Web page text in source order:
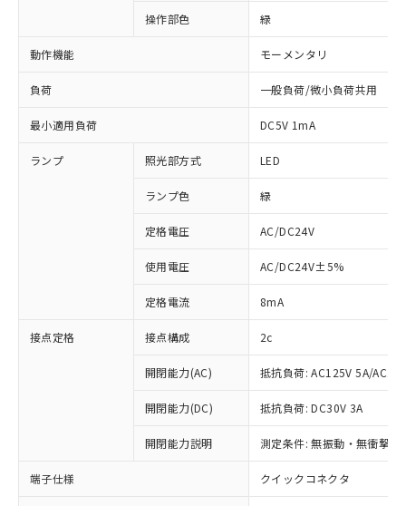
操作部色 緑
動作機能 モーメンタリ
負荷 一般負荷/微小負荷共用
最小適用負荷 DC5V 1mA
ランプ 照光部方式 LED
ランプ色 緑
定格電圧 AC/DC24V
使用電圧 AC/DC24V±5%
定格電流 8mA
接点定格 接点構成 2c
開閉能力(AC) 抵抗負荷: AC125V 5A/
開閉能力(DC) 抵抗負荷: DC30V 3A
開閉能力説明 測定条件: 無振動・無衝撃
端子仕様 クイックコネクタ
対応済み：EU RoHS指令（10物質）の
非含有に対応した製品が提供可能な商品で